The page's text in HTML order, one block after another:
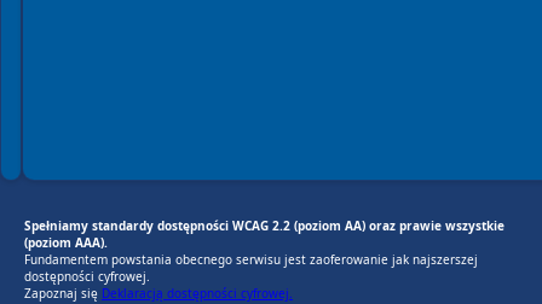
Spełniamy standardy dostępności WCAG 2.2 (poziom AA) oraz prawie wszystkie
(poziom AAA).
Fundamentem powstania obecnego serwisu jest zaoferowanie jak najszerszej
dostępności cyfrowej.
Zapoznaj się Deklaracją dostępności cyfrowej.